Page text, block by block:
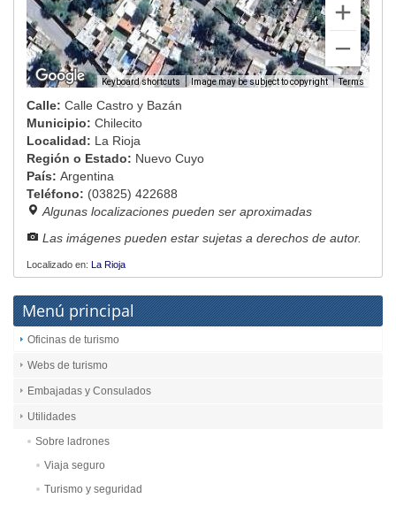
Keyboard shortcuts Image may be subject to copyright Terms
Calle: Calle Castro y Bazán
Municipio: Chilecito
Localidad: La Rioja
Región o Estado: Nuevo Cuyo
País: Argentina
Teléfono: (03825) 422688
Algunas localizaciones pueden ser aproximadas
Las imágenes pueden estar sujetas a derechos de autor.
Localizado en: La Rioja
Menú principal
Oficinas de turismo
Webs de turismo
Embajadas y Consulados
Utilidades
Sobre ladrones
Viaja seguro
Turismo y seguridad